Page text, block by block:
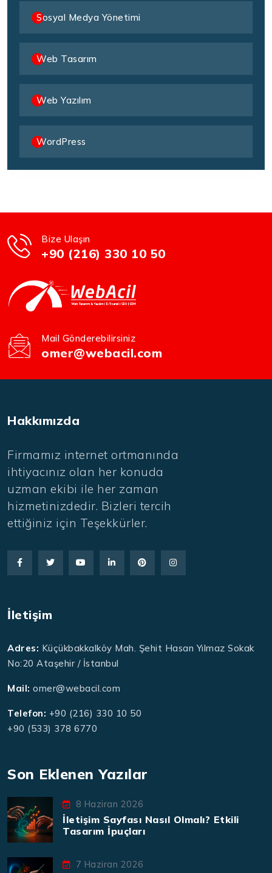
Sosyal Medya Yönetimi
Web Tasarım
Web Yazılım
WordPress
Bize Ulaşın
+90 (216) 330 10 50
Mail Gönderebilirsiniz
omer@webacil.com
Hakkımızda
Firmamız internet ortmanında
ihtiyacınız olan her konuda
uzman ekibi ile her zaman
hizmetinizdedir. Bizleri tercih
ettiğiniz için Teşekkürler.
İletişim
Adres: Küçükbakkalköy Mah. Şehit Hasan Yılmaz Sokak
No:20 Ataşehir / İstanbul
Mail: omer@webacil.com
Telefon: +90 (216) 330 10 50
+90 (533) 378 6770
Son Eklenen Yazılar
8 Haziran 2026
İletişim Sayfası Nasıl Olmalı? Etkili
Tasarım İpuçları
7 Haziran 2026